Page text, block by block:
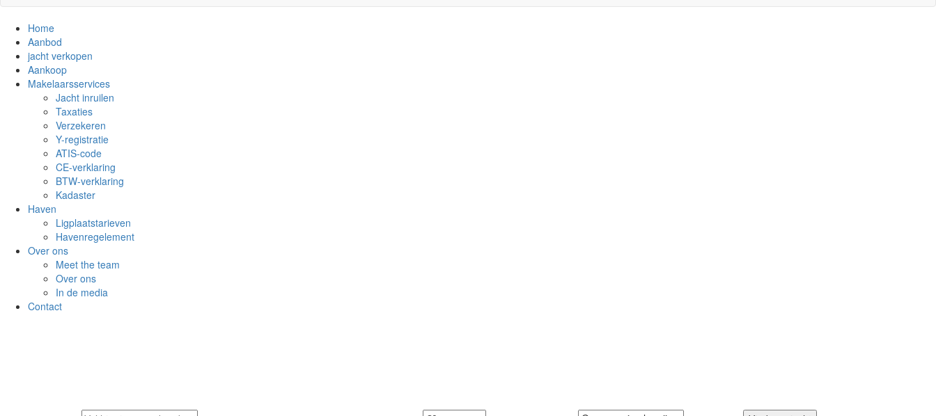
Home
Aanbod
jacht verkopen
Aankoop
Makelaarsservices
Jacht inruilen
Taxaties
Verzekeren
Y-registratie
ATIS-code
CE-verklaring
BTW-verklaring
Kadaster
Haven
Ligplaatstarieven
Havenregelement
Over ons
Meet the team
Over ons
In de media
Contact